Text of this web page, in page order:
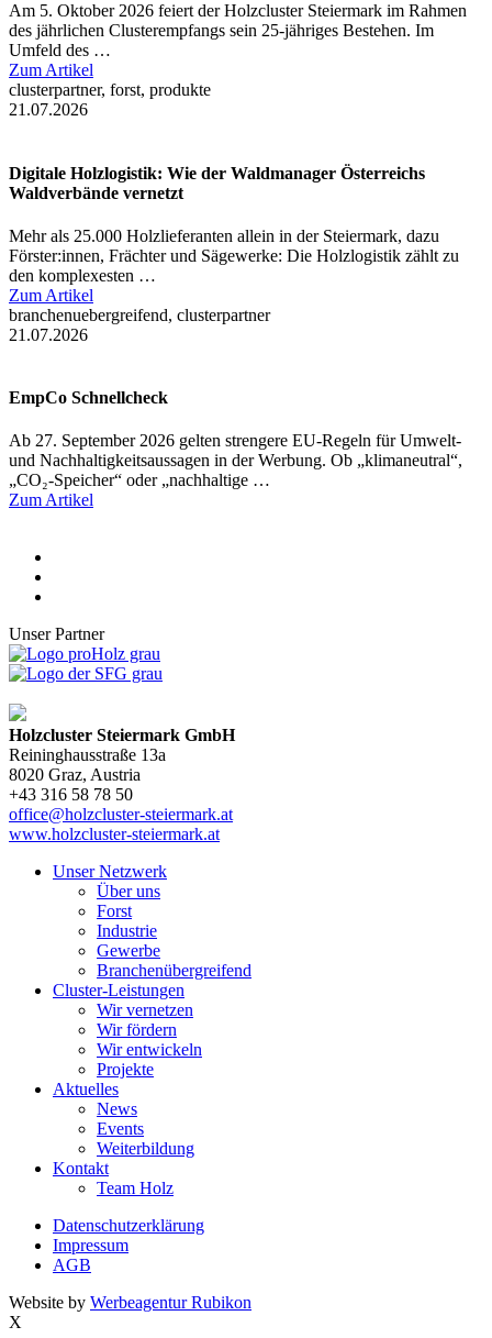
Am 5. Oktober 2026 feiert der Holzcluster Steiermark im Rahmen
des jährlichen Clusterempfangs sein 25-jähriges Bestehen. Im
Umfeld des …
Zum Artikel
clusterpartner, forst, produkte
21.07.2026
Digitale Holzlogistik: Wie der Waldmanager Österreichs
Waldverbände vernetzt
Mehr als 25.000 Holzlieferanten allein in der Steiermark, dazu
Förster:innen, Frächter und Sägewerke: Die Holzlogistik zählt zu
den komplexesten …
Zum Artikel
branchenuebergreifend, clusterpartner
21.07.2026
EmpCo Schnellcheck
Ab 27. September 2026 gelten strengere EU-Regeln für Umwelt-
und Nachhaltigkeitsaussagen in der Werbung. Ob „klimaneutral“,
„CO₂-Speicher“ oder „nachhaltige …
Zum Artikel
Unser Partner
Holzcluster Steiermark GmbH
Reininghausstraße 13a
8020 Graz, Austria
+43 316 58 78 50
office@holzcluster-steiermark.at
www.holzcluster-steiermark.at
Unser Netzwerk
Über uns
Forst
Industrie
Gewerbe
Branchenübergreifend
Cluster-Leistungen
Wir vernetzen
Wir fördern
Wir entwickeln
Projekte
Aktuelles
News
Events
Weiterbildung
Kontakt
Team Holz
Datenschutzerklärung
Impressum
AGB
Website by Werbeagentur Rubikon
X